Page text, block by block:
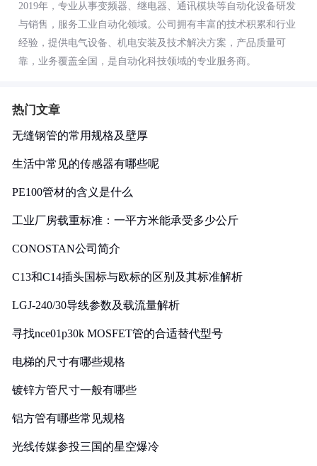
2019年，专业从事变频器、继电器、通讯模块等自动化设备研发
与销售，服务工业自动化领域。公司拥有丰富的技术积累和行业
经验，提供电气设备、机电安装及技术解决方案，产品质量可
靠，业务覆盖全国，是自动化科技领域的专业服务商。
热门文章
无缝钢管的常用规格及壁厚
生活中常见的传感器有哪些呢
PE100管材的含义是什么
工业厂房载重标准：一平方米能承受多少公斤
CONOSTAN公司简介
C13和C14插头国标与欧标的区别及其标准解析
LGJ-240/30导线参数及载流量解析
寻找nce01p30k MOSFET管的合适替代型号
电梯的尺寸有哪些规格
镀锌方管尺寸一般有哪些
铝方管有哪些常见规格
光线传媒参投三国的星空爆冷